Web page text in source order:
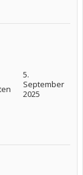
5.
September
2025